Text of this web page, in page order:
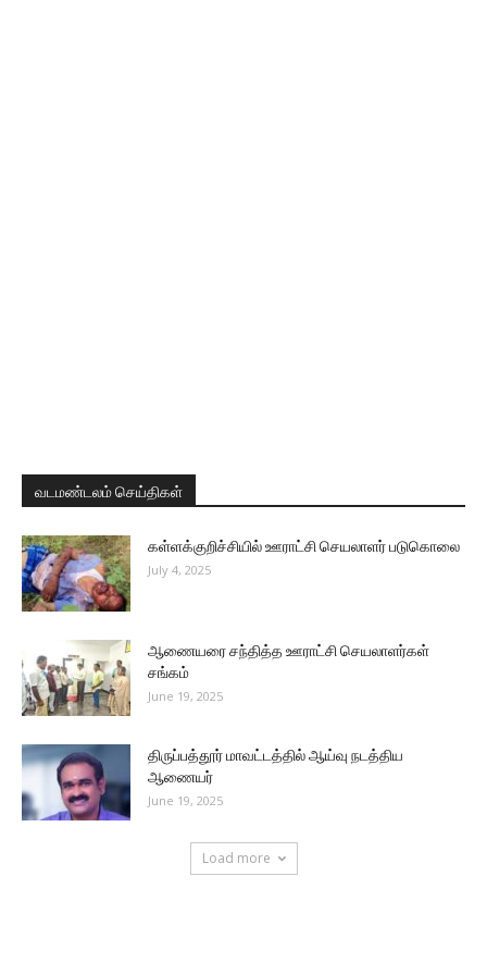
வடமண்டலம் செய்திகள்
கள்ளக்குறிச்சியில் ஊராட்சி செயலாளர் படுகொலை
July 4, 2025
ஆணையரை சந்தித்த ஊராட்சி செயலாளர்கள்
சங்கம்
June 19, 2025
திருப்பத்தூர் மாவட்டத்தில் ஆய்வு நடத்திய
ஆணையர்
June 19, 2025
Load more